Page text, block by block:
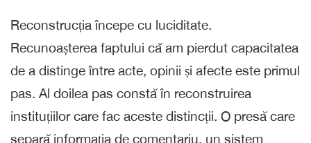
Reconstrucția începe cu luciditate.
Recunoașterea faptului că am pierdut capacitatea
de a distinge între acte, opinii și afecte este primul
pas. Al doilea pas constă în reconstruirea
instituțiilor care fac aceste distincții. O presă care
separă informația de comentariu, un sistem